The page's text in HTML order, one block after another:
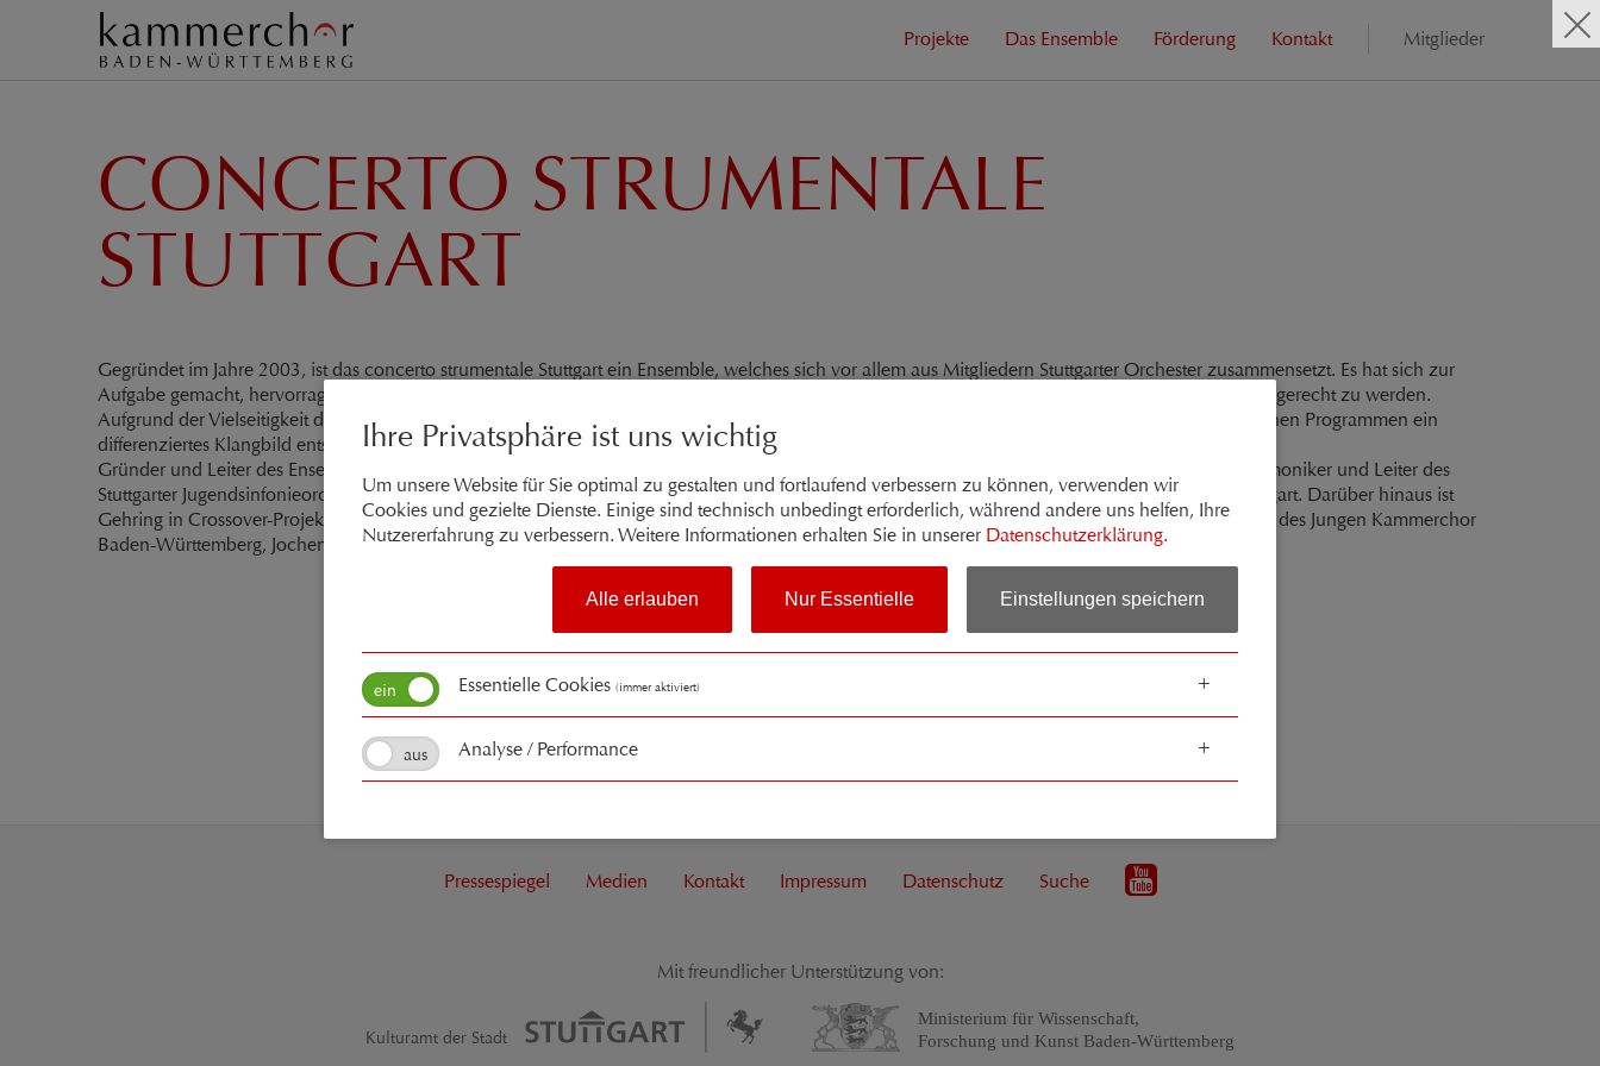
Projekte Das Ensemble Förderung Kontakt Mitglieder
CONCERTO STRUMENTALE
STUTTGART
Gegründet im Jahre 2003, ist das concerto strumentale Stuttgart ein Ensemble, welches sich vor allem aus Mitgliedern Stuttgarter Orchester zusammensetzt. Es hat sich zur
Aufgabe gemacht, hervorragenden Chören ein verlässlicher Partner zu sein und der jeweiligen Literatur mit einer historisch informierten Spielweise gerecht zu werden.
Aufgrund der Vielseitigkeit der einzelnen Musiker ist es dem Ensemble möglich, von Besetzungen mit barockem Instrumentarium bis hin zu modernen Programmen ein
differenziertes Klangbild entstehen zu lassen.
Gründer und Leiter des Ensembles ist der Stuttgarter Geiger Thomas Gehring. Dieser war nach seinem Studium u. a. Mitglied der Stuttgarter Philharmoniker und Leiter des
Stuttgarter Jugendsinfonieorchesters. Aktuell ist er Mitglied im Orchester des Stuttgarter Staatstheaters, im Isen-Quartett und im Bach Kollegium Stuttgart. Darüber hinaus ist
Gehring in Crossover-Projekten aktiv unter anderem mit Musikern aus der Stuttgarter Jazzszene wie Peter Schindler oder Peter Lehel. Mit dem Leiter des Jungen Kammerchor
Baden-Württemberg, Jochen Woll, verbindet Thomas Gehring eine langjährige fruchtbare Zusammenarbeit.
Pressespiegel Medien Kontakt Impressum Datenschutz Suche
Mit freundlicher Unterstützung von:
Kulturamt der Stadt
Ministerium für Wissenschaft,
Forschung und Kunst Baden-Württemberg
Ihre Privatsphäre ist uns wichtig
Um unsere Website für Sie optimal zu gestalten und fortlaufend verbessern zu können, verwenden wir
Cookies und gezielte Dienste. Einige sind technisch unbedingt erforderlich, während andere uns helfen, Ihre
Nutzererfahrung zu verbessern. Weitere Informationen erhalten Sie in unserer Datenschutzerklärung.
Alle erlauben Nur Essentielle Einstellungen speichern
Essentielle Cookies (immer aktiviert)
Analyse / Performance